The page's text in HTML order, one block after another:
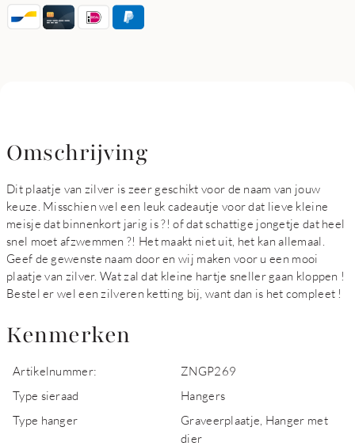
Omschrijving
Dit plaatje van zilver is zeer geschikt voor de naam van jouw
keuze. Misschien wel een leuk cadeautje voor dat lieve kleine
meisje dat binnenkort jarig is ?! of dat schattige jongetje dat heel
snel moet afzwemmen ?! Het maakt niet uit, het kan allemaal.
Geef de gewenste naam door en wij maken voor u een mooi
plaatje van zilver. Wat zal dat kleine hartje sneller gaan kloppen !
Bestel er wel een zilveren ketting bij, want dan is het compleet !
Kenmerken
Artikelnummer:
ZNGP269
Type sieraad
Hangers
Type hanger
Graveerplaatje, Hanger met
dier